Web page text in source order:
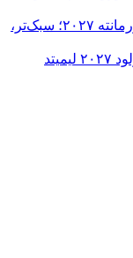
رونمایی از لامبورگینی اوروس SE پرفورمانته ۲۰۲۷؛ سبک‌تر،
شاهکار جدید ژاپنی؛ رونمایی از هوندا پرلود ۲۰۲۷ لیمیتد